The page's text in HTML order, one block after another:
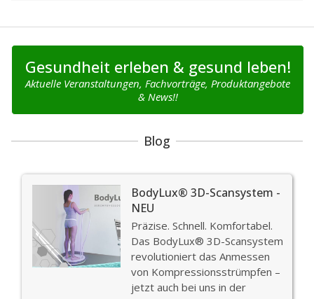
Gesundheit erleben & gesund leben!
Aktuelle Veranstaltungen, Fachvorträge, Produktangebote
& News!!
Blog
BodyLux® 3D-Scansystem -
NEU
Präzise. Schnell. Komfortabel.
Das BodyLux® 3D-Scansystem
revolutioniert das Anmessen
von Kompressionsstrümpfen –
jetzt auch bei uns in der